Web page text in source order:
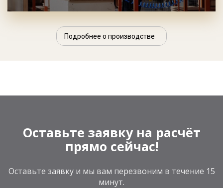
Подробнее о производстве
Оставьте заявку на расчёт
прямо сейчас!
Оставьте заявку и мы вам перезвоним в течение 15
минут.